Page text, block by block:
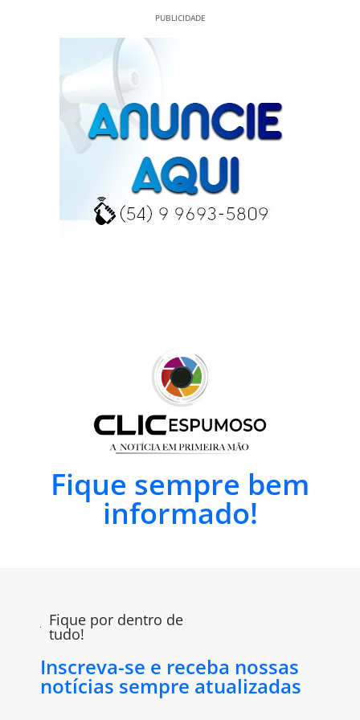
PUBLICIDADE
Fique sempre bem
informado!
Fique por dentro de
tudo!
Inscreva-se e receba nossas
notícias sempre atualizadas